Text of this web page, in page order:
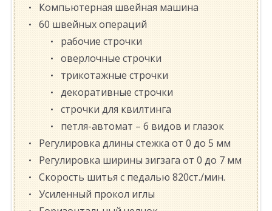
Компьютерная швейная машина
60 швейных операций
рабочие строчки
оверлочные строчки
трикотажные строчки
декоративные строчки
строчки для квилтинга
петля-автомат – 6 видов и глазок
Регулировка длины стежка от 0 до 5 мм
Регулировка ширины зигзага от 0 до 7 мм
Скорость шитья с педалью 820ст./мин.
Усиленный прокол иглы